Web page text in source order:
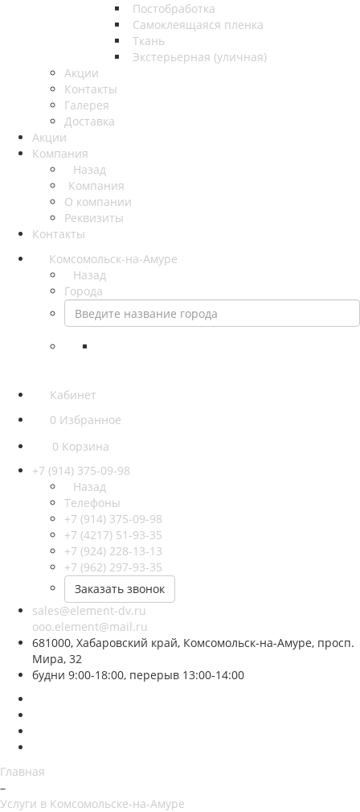
Постобработка
Самоклеящаяся пленка
Ткань
Экстерьерная (уличная)
Акции
Контакты
Галерея
Доставка
Акции
Компания
Назад
Компания
О компании
Реквизиты
Контакты
Комсомольск-на-Амуре
Назад
Города
Кабинет
0 Избранное
0 Корзина
+7 (914) 375-09-98
Назад
Телефоны
+7 (914) 375-09-98
+7 (4217) 51-93-35
+7 (924) 228-13-13
+7 (962) 297-93-35
Заказать звонок
sales@element-dv.ru
ooo.element@mail.ru
681000, Хабаровский край, Комсомольск-на-Амуре, просп.
Мира, 32
будни 9:00-18:00, перерыв 13:00-14:00
Главная
–
Услуги в Комсомольске-на-Амуре